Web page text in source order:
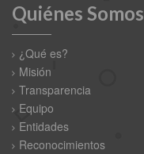
Quiénes Somos
¿Qué es?
Misión
Transparencia
Equipo
Entidades
Reconocimientos